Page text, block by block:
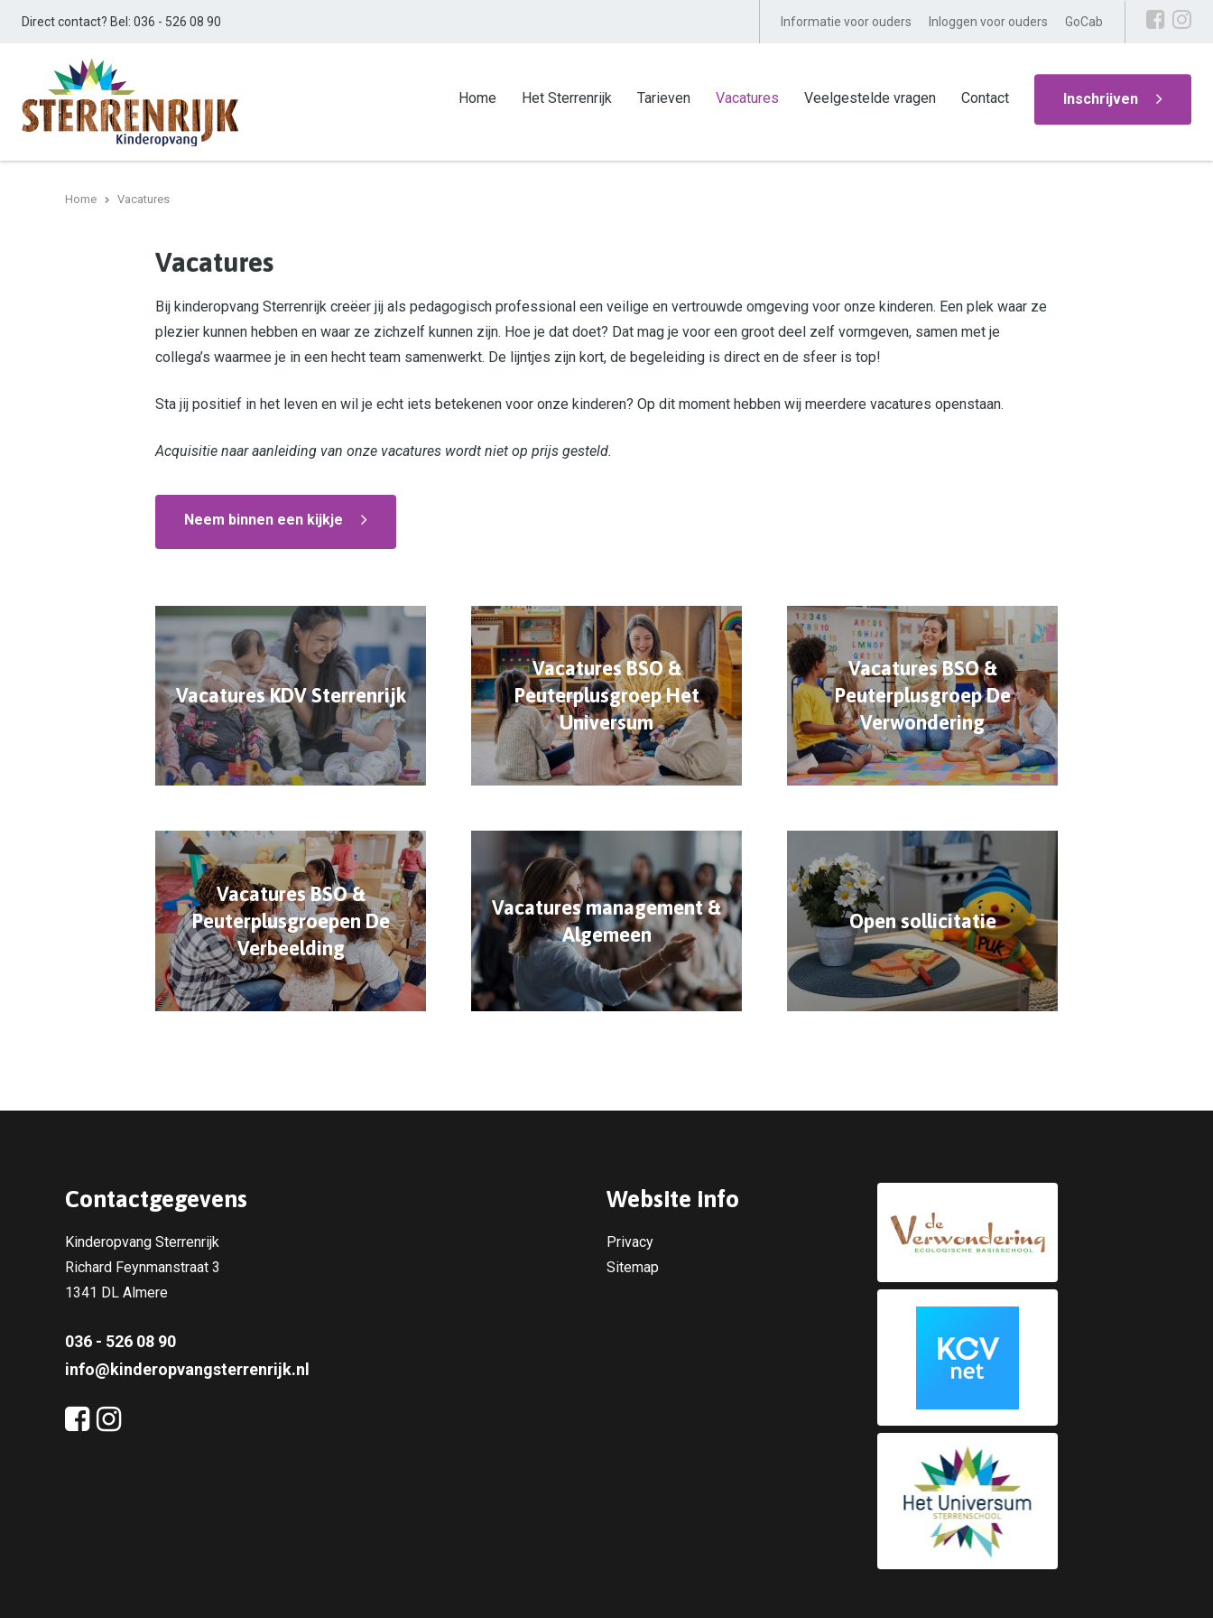
Direct contact? Bel: 036 - 526 08 90 Informatie voor ouders Inloggen voor ouders GoCab
Home Het Sterrenrijk Tarieven Vacatures Veelgestelde vragen Contact Inschrijven
Home Vacatures
Vacatures
Bij kinderopvang Sterrenrijk creëer jij als pedagogisch professional een veilige en vertrouwde omgeving voor onze kinderen. Een plek waar ze
plezier kunnen hebben en waar ze zichzelf kunnen zijn. Hoe je dat doet? Dat mag je voor een groot deel zelf vormgeven, samen met je
collega’s waarmee je in een hecht team samenwerkt. De lijntjes zijn kort, de begeleiding is direct en de sfeer is top!
Sta jij positief in het leven en wil je echt iets betekenen voor onze kinderen? Op dit moment hebben wij meerdere vacatures openstaan.
Acquisitie naar aanleiding van onze vacatures wordt niet op prijs gesteld.
Neem binnen een kijkje
Vacatures KDV Sterrenrijk
Vacatures BSO &
Peuterplusgroep Het
Universum
Vacatures BSO &
Peuterplusgroep De
Verwondering
Vacatures BSO &
Peuterplusgroepen De
Verbeelding
Vacatures management &
Algemeen
Open sollicitatie
Contactgegevens
Kinderopvang Sterrenrijk
Richard Feynmanstraat 3
1341 DL Almere
036 - 526 08 90
info@kinderopvangsterrenrijk.nl
Website info
Privacy
Sitemap